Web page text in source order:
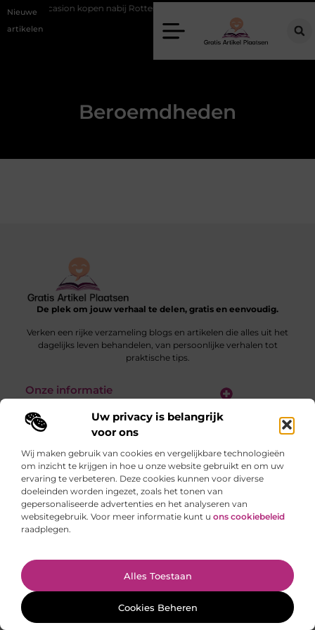
Uw privacy is belangrijk
voor ons
Wij maken gebruik van cookies en vergelijkbare technologieën
om inzicht te krijgen in hoe u onze website gebruikt en om uw
ervaring te verbeteren. Deze cookies kunnen voor diverse
doeleinden worden ingezet, zoals het tonen van
gepersonaliseerde advertenties en het analyseren van
websitegebruik. Voor meer informatie kunt u ons cookiebeleid
raadplegen.
Alles Toestaan
Cookies Beheren
Nieuwe
artikelen
Occasion kopen nabij Rotterdam zonder financiële verrassingen
Ga Naar
Beroemdheden
De plek om jouw verhaal te delen, gratis en eenvoudig.
Verken een rijke verzameling blogs en artikelen die alles uit het
dagelijks leven behandelen, van persoonlijke verhalen tot
praktische tips.
Onze informatie
Website index
Cookiebeleid (EU)
@2025 www.gratis-artikel-plaatsen.nl. All Right Reserved.